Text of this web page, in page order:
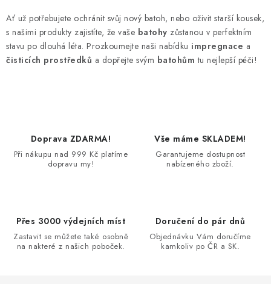
v
l
á
d
Ať už potřebujete ochránit svůj nový batoh, nebo oživit starší kousek,
s našimi produkty zajistíte, že vaše batohy zůstanou v perfektním
stavu po dlouhá léta. Prozkoumejte naši nabídku impregnace a
čisticích prostředků a dopřejte svým batohům tu nejlepší péči!
Doprava ZDARMA!
Při nákupu nad 999 Kč platíme
dopravu my!
Vše máme SKLADEM!
Garantujeme dostupnost
nabízeného zboží.
Přes 3000 výdejních míst
Zastavit se můžete také osobně
na nakteré z našich poboček.
Doručení do pár dnů
Objednávku Vám doručíme
kamkoliv po ČR a SK.